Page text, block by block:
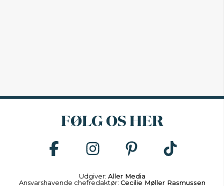
FØLG OS HER
Udgiver: Aller Media
Ansvarshavende chefredaktør: Cecilie Møller Rasmussen